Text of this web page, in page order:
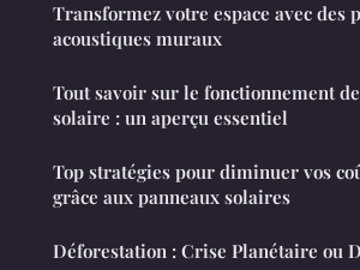
Transformez votre espace avec des
acoustiques muraux
Tout savoir sur le fonctionnement
solaire : un aperçu essentiel
Top stratégies pour diminuer vos
grâce aux panneaux solaires
Déforestation : Crise Planétaire ou